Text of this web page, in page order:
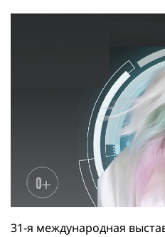
31-я международная